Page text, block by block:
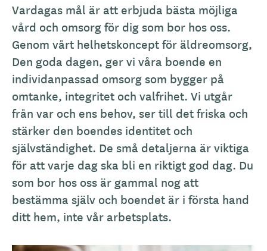
Vardagas mål är att erbjuda bästa möjliga
vård och omsorg för dig som bor hos oss.
Genom vårt helhetskoncept för äldreomsorg,
Den goda dagen, ger vi våra boende en
individanpassad omsorg som bygger på
omtanke, integritet och valfrihet. Vi utgår
från var och ens behov, ser till det friska och
stärker den boendes identitet och
självständighet. De små detaljerna är viktiga
för att varje dag ska bli en riktigt god dag. Du
som bor hos oss är gammal nog att
bestämma själv och boendet är i första hand
ditt hem, inte vår arbetsplats.